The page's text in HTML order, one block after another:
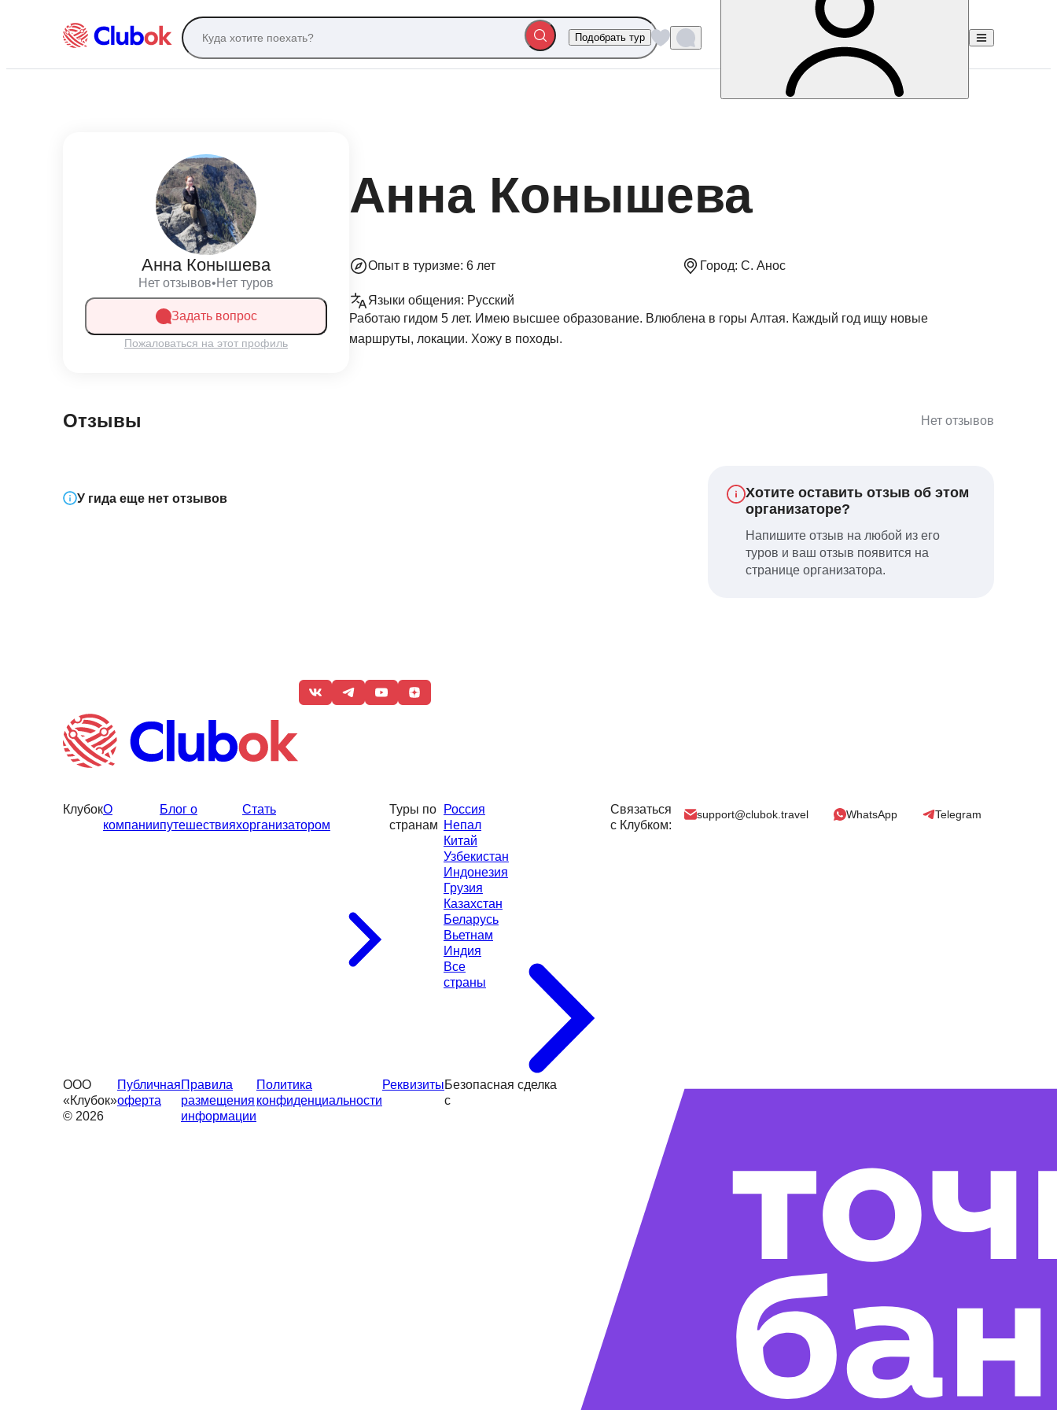
Подобрать тур
Анна Конышева
Нет отзывов•Нет туров
Задать вопрос
Пожаловаться на этот профиль
Анна Конышева
Опыт в туризме: 6 лет Город: С. Анос
Языки общения: Русский
Работаю гидом 5 лет. Имею высшее образование. Влюблена в горы Алтая. Каждый год ищу новые
маршруты, локации. Хожу в походы.
Отзывы Нет отзывов
Хотите оставить отзыв об этом
организаторе?
Напишите отзыв на любой из его
туров и ваш отзыв появится на
странице организатора.
У гида еще нет отзывов
КлубокО
компании
Блог о
путешествиях
Стать
организатором
Туры по
странам
Россия
Непал
Китай
Узбекистан
Индонезия
Грузия
Казахстан
Беларусь
Вьетнам
Индия
Все
страны
Связаться
с Клубком:
support@clubok.travel WhatsApp Telegram
ООО
«Клубок»
© 2026
Публичная
оферта
Правила
размещения
информации
Политика
конфиденциальности
РеквизитыБезопасная сделка
с